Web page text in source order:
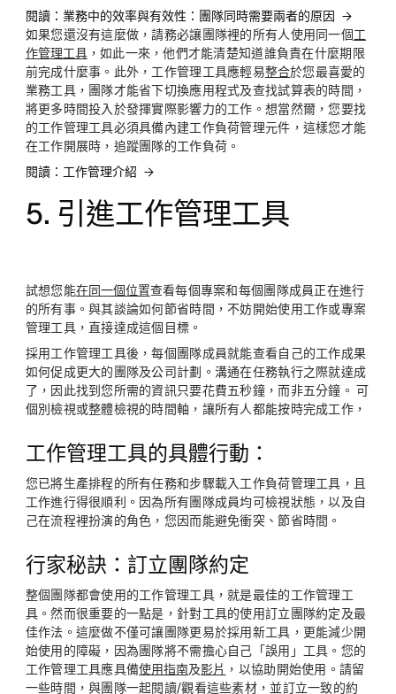
閱讀：業務中的效率與有效性：團隊同時需要兩者的原因
如果您還沒有這麼做，請務必讓團隊裡的所有人使用同一個工
作管理工具，如此一來，他們才能清楚知道誰負責在什麼期限
前完成什麼事。此外，工作管理工具應輕易整合於您最喜愛的
業務工具，團隊才能省下切換應用程式及查找試算表的時間，
將更多時間投入於發揮實際影響力的工作。想當然爾，您要找
的工作管理工具必須具備內建工作負荷管理元件，這樣您才能
在工作開展時，追蹤團隊的工作負荷。
閱讀：工作管理介紹
5. 引進工作管理工具
試想您能在同一個位置查看每個專案和每個團隊成員正在進行
的所有事。與其談論如何節省時間，不妨開始使用工作或專案
管理工具，直接達成這個目標。
採用工作管理工具後，每個團隊成員就能查看自己的工作成果
如何促成更大的團隊及公司計劃。溝通在任務執行之際就達成
了，因此找到您所需的資訊只要花費五秒鐘，而非五分鐘。 可
個別檢視或整體檢視的時間軸，讓所有人都能按時完成工作，
工作管理工具的具體行動：
您已將生產排程的所有任務和步驟載入工作負荷管理工具，且
工作進行得很順利。因為所有團隊成員均可檢視狀態，以及自
己在流程裡扮演的角色，您因而能避免衝突、節省時間。
行家秘訣：訂立團隊約定
整個團隊都會使用的工作管理工具，就是最佳的工作管理工
具。然而很重要的一點是，針對工具的使用訂立團隊約定及最
佳作法。這麼做不僅可讓團隊更易於採用新工具，更能減少開
始使用的障礙，因為團隊將不需擔心自己「誤用」工具。您的
工作管理工具應具備使用指南及影片 ，以協助開始使用。請留
一些時間，與團隊一起閱讀/觀看這些素材，並訂立一致的約